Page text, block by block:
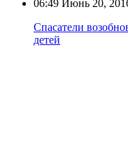
06:49 Июнь 20,
Спасатели
детей